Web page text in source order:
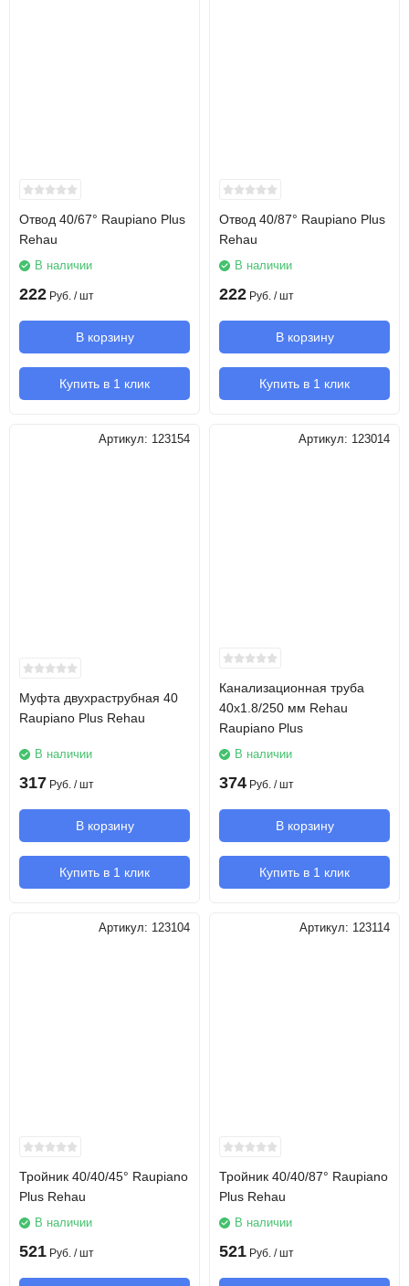
Отвод 40/67° Raupiano Plus
Rehau
В наличии
222 Руб. / шт
В корзину
Купить в 1 клик
Отвод 40/87° Raupiano Plus
Rehau
В наличии
222 Руб. / шт
В корзину
Купить в 1 клик
Артикул: 123154
Муфта двухраструбная 40
Raupiano Plus Rehau
В наличии
317 Руб. / шт
В корзину
Купить в 1 клик
Артикул: 123014
Канализационная труба
40х1.8/250 мм Rehau
Raupiano Plus
В наличии
374 Руб. / шт
В корзину
Купить в 1 клик
Артикул: 123104
Тройник 40/40/45° Raupiano
Plus Rehau
В наличии
521 Руб. / шт
Артикул: 123114
Тройник 40/40/87° Raupiano
Plus Rehau
В наличии
521 Руб. / шт